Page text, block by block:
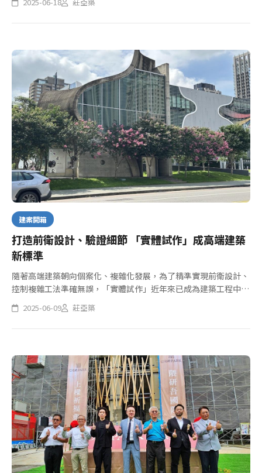
為展示家具與選品的空間，業者透露，曾住過這棟老宅的居...
建案開箱
打造前衛設計、驗證細節 「實體試作」成高端建築
新標準
隨著高端建築朝向個案化、複雜化發展，為了精準實現前衛設計、
控制複雜工法準確無誤，「實體試作」近年來已成為建築工程中的
重要工序。從台中國家歌劇院到台北表演藝術中心，皆可見樣本驗
證在工法穩定性與視覺呈現上的關鍵作用。
2025-06-09 莊亞築